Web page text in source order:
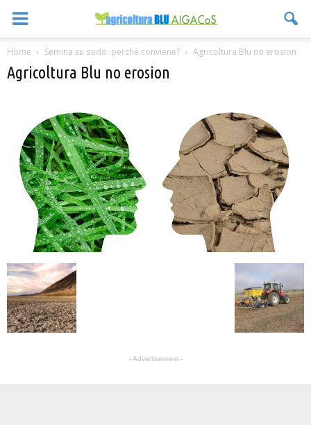
Home Semina su sodo: perchè conviene? Agricoltura Blu no erosion
Agricoltura Blu no erosion
- Advertisement -